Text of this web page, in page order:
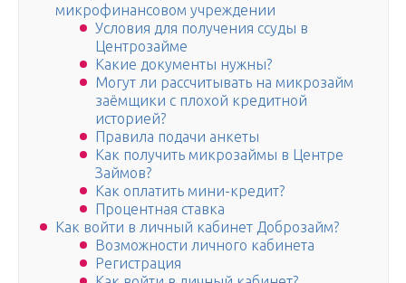
микрофинансовом учреждении
Условия для получения ссуды в
Центрозайме
Какие документы нужны?
Могут ли рассчитывать на микрозайм
заёмщики с плохой кредитной
историей?
Правила подачи анкеты
Как получить микрозаймы в Центре
Займов?
Как оплатить мини-кредит?
Процентная ставка
Как войти в личный кабинет Доброзайм?
Возможности личного кабинета
Регистрация